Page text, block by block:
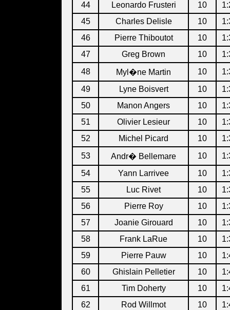
44
Leonardo Frusteri 10
45
Charles Delisle 10
46
Pierre Thiboutot 10
47
Greg Brown 10
48
Myl�ne Martin 10
49
Lyne Boisvert 10
50
Manon Angers 10
51
Olivier Lesieur 10
52
Michel Picard 10
53
Andr� Bellemare 10
54
Yann Larrivee 10
55
Luc Rivet 10
56
Pierre Roy 10
57
Joanie Girouard 10
58
Frank LaRue 10
59
Pierre Pauw 10
60
Ghislain Pelletier 10
61
Tim Doherty 10
62
Rod Willmot 10